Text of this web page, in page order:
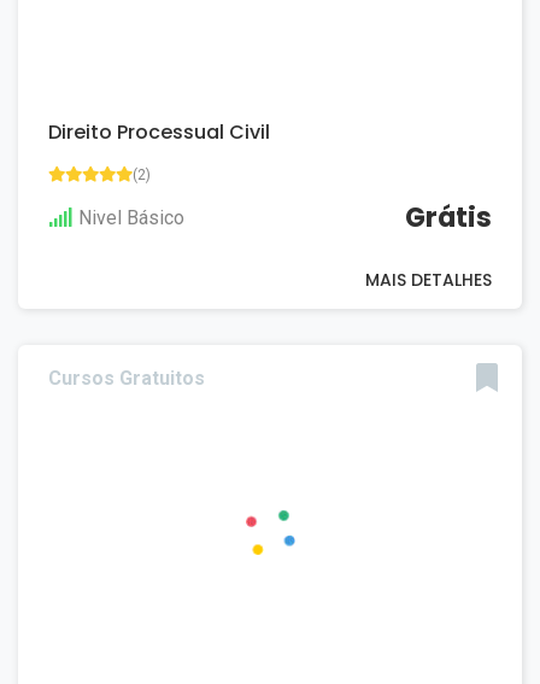
Direito Processual Civil
(2)
Nivel Básico Grátis
MAIS DETALHES
Cursos Gratuitos